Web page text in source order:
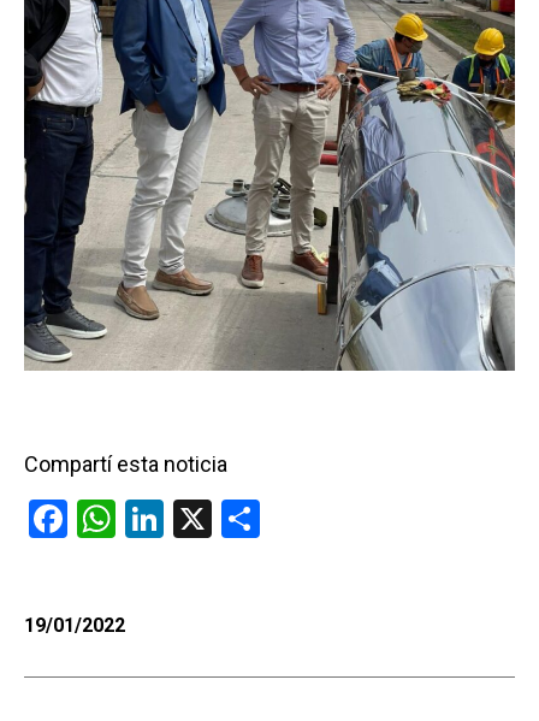
Compartí esta noticia
F
b
o
W
s
A
Li
n
X
ar
19/01/2022